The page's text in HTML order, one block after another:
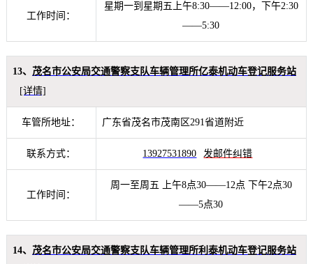
工作时间：
星期一到星期五上午8:30——12:00，下午2:30
——5:30
13、 茂名市公安局交通警察支队车辆管理所亿泰机动车登记服务站
[详情]
车管所地址： 广东省茂名市茂南区291省道附近
联系方式： 13927531890 发邮件纠错
工作时间：
周一至周五 上午8点30——12点 下午2点30
——5点30
14、 茂名市公安局交通警察支队车辆管理所利泰机动车登记服务站